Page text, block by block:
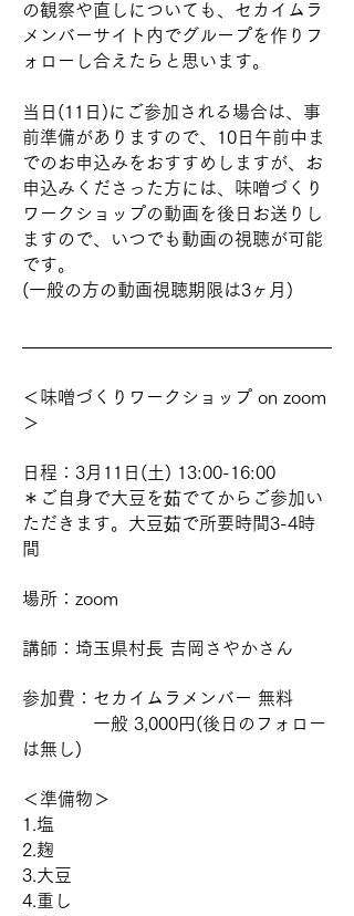
の観察や直しについても、セカイムラ
メンバーサイト内でグループを作りフ
ォローし合えたらと思います。
当日(11日)にご参加される場合は、事
前準備がありますので、10日午前中ま
でのお申込みをおすすめしますが、お
申込みくださった方には、味噌づくり
ワークショップの動画を後日お送りし
ますので、いつでも動画の視聴が可能
です。
(一般の方の動画視聴期限は3ヶ月)
＜味噌づくりワークショップ on zoom
＞
日程：3月11日(土) 13:00-16:00
＊ご自身で大豆を茹でてからご参加い
ただきます。大豆茹で所要時間3-4時
間
場所：zoom
講師：埼玉県村長 吉岡さやかさん
参加費：セカイムラメンバー 無料
一般 3,000円(後日のフォロー
は無し)
＜準備物＞
1.塩
2.麹
3.大豆
4.重し